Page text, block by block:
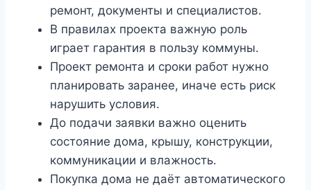
ремонт, документы и специалистов.
В правилах проекта важную роль
играет гарантия в пользу коммуны.
Проект ремонта и сроки работ нужно
планировать заранее, иначе есть риск
нарушить условия.
До подачи заявки важно оценить
состояние дома, крышу, конструкции,
коммуникации и влажность.
Покупка дома не даёт автоматического